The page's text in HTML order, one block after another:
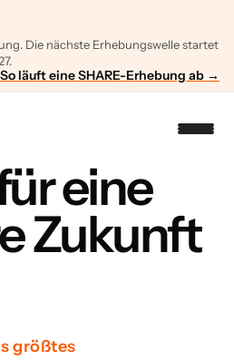
Die nächste Erhebungswelle startet
So läuft eine SHARE-Erhebung ab →
eine
Zukunft
größtes